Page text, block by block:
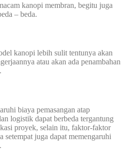
kanopi membran, begitu juga
– beda.
kanopi lebih sulit tentunya akan
atau akan ada penambahan
biaya pemasangan atap
logistik dapat berbeda tergantung
proyek, selain itu, faktor-faktor
juga dapat memengaruhi